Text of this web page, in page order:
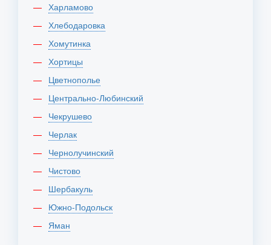
Харламово
Хлебодаровка
Хомутинка
Хортицы
Цветнополье
Центрально-Любинский
Чекрушево
Черлак
Чернолучинский
Чистово
Шербакуль
Южно-Подольск
Яман